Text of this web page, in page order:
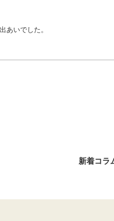
あいでした。
新着コラ